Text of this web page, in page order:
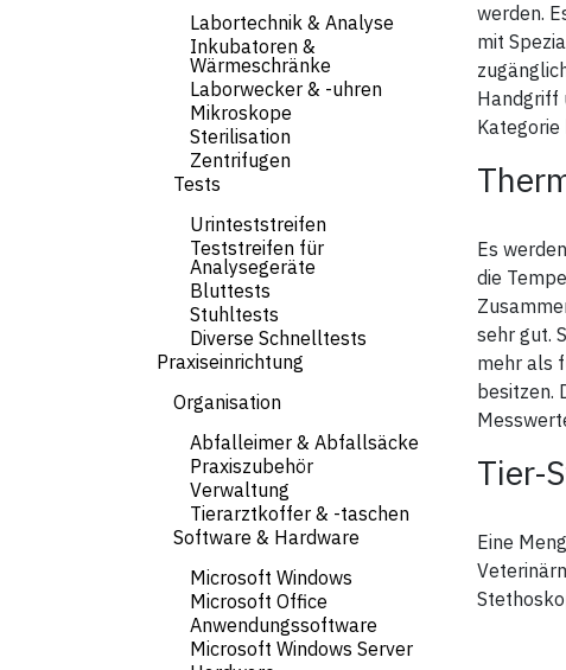
Labortechnik & Analyse
Inkubatoren &
Wärmeschränke
Laborwecker & -uhren
Mikroskope
Sterilisation
Zentrifugen
Tests
Urinteststreifen
Teststreifen für
Analysegeräte
Bluttests
Stuhltests
Diverse Schnelltests
Praxiseinrichtung
Organisation
Abfalleimer & Abfallsäcke
Praxiszubehör
Verwaltung
Tierarztkoffer & -taschen
Software & Hardware
Microsoft Windows
Microsoft Office
Anwendungssoftware
Microsoft Windows Server
werden.
mit
Handgriff
Es
die
sehr gut.
mehr als
besitzen.
Tier-
Eine